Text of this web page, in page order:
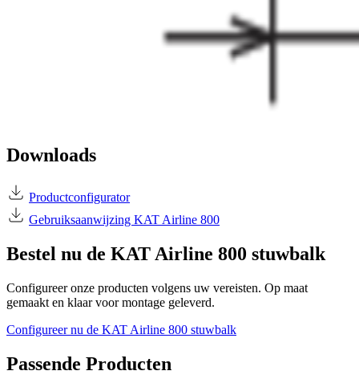
Downloads
Productconfigurator
Gebruiksaanwijzing KAT Airline 800
Bestel nu de KAT Airline 800 stuwbalk
Configureer onze producten volgens uw vereisten. Op maat
gemaakt en klaar voor montage geleverd.
Configureer nu de KAT Airline 800 stuwbalk
Passende Producten